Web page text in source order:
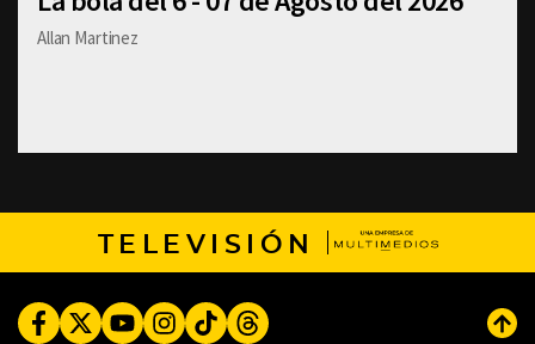
Allan Martinez
TELEVISIÓN
FacebookTwitterYoutubeInstagram
TikTokThreads